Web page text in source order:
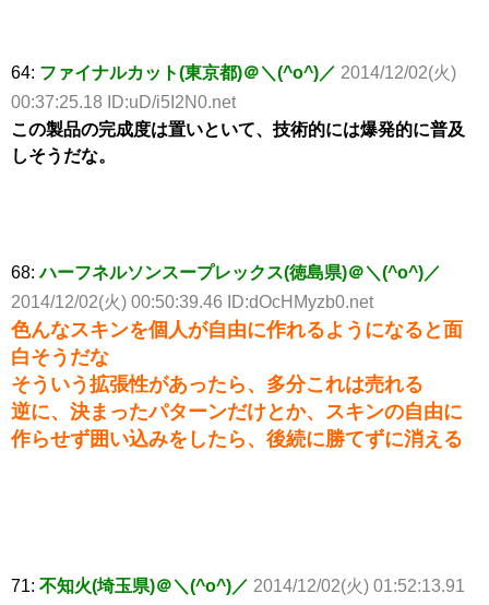
64: ファイナルカット(東京都)＠＼(^o^)／ 2014/12/02(火)
00:37:25.18 ID:uD/i5I2N0.net
この製品の完成度は置いといて、技術的には爆発的に普及
しそうだな。
68:ハーフネルソンスープレックス(徳島県)＠＼(^o^)／
2014/12/02(火) 00:50:39.46 ID:dOcHMyzb0.net
色んなスキンを個人が自由に作れるようになると面
白そうだな
そういう拡張性があったら、多分これは売れる
逆に、決まったパターンだけとか、スキンの自由に
作らせず囲い込みをしたら、後続に勝てずに消える
71: 不知火(埼玉県)＠＼(^o^)／ 2014/12/02(火) 01:52:13.91